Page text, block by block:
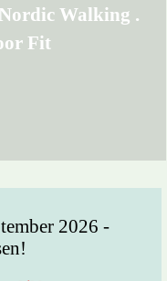
Walking .
Fit
2026 -